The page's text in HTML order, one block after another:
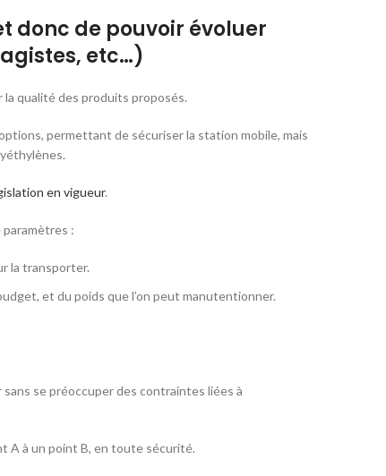
donc de pouvoir évoluer
etc…)
qualité des produits proposés.
permettant de sécuriser la station mobile, mais
en vigueur.
:
la transporter.
et du poids que l’on peut manutentionner.
se préoccuper des contraintes liées à
A à un point B, en toute sécurité.